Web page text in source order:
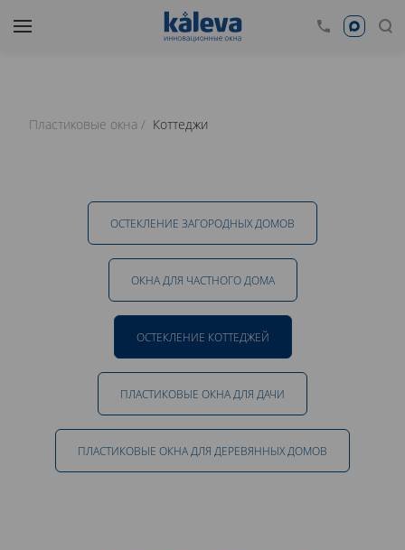
Пластиковые окна Коттеджи
ОСТЕКЛЕНИЕ ЗАГОРОДНЫХ ДОМОВ
ОКНА ДЛЯ ЧАСТНОГО ДОМА
ОСТЕКЛЕНИЕ КОТТЕДЖЕЙ
ПЛАСТИКОВЫЕ ОКНА ДЛЯ ДАЧИ
ПЛАСТИКОВЫЕ ОКНА ДЛЯ ДЕРЕВЯННЫХ ДОМОВ